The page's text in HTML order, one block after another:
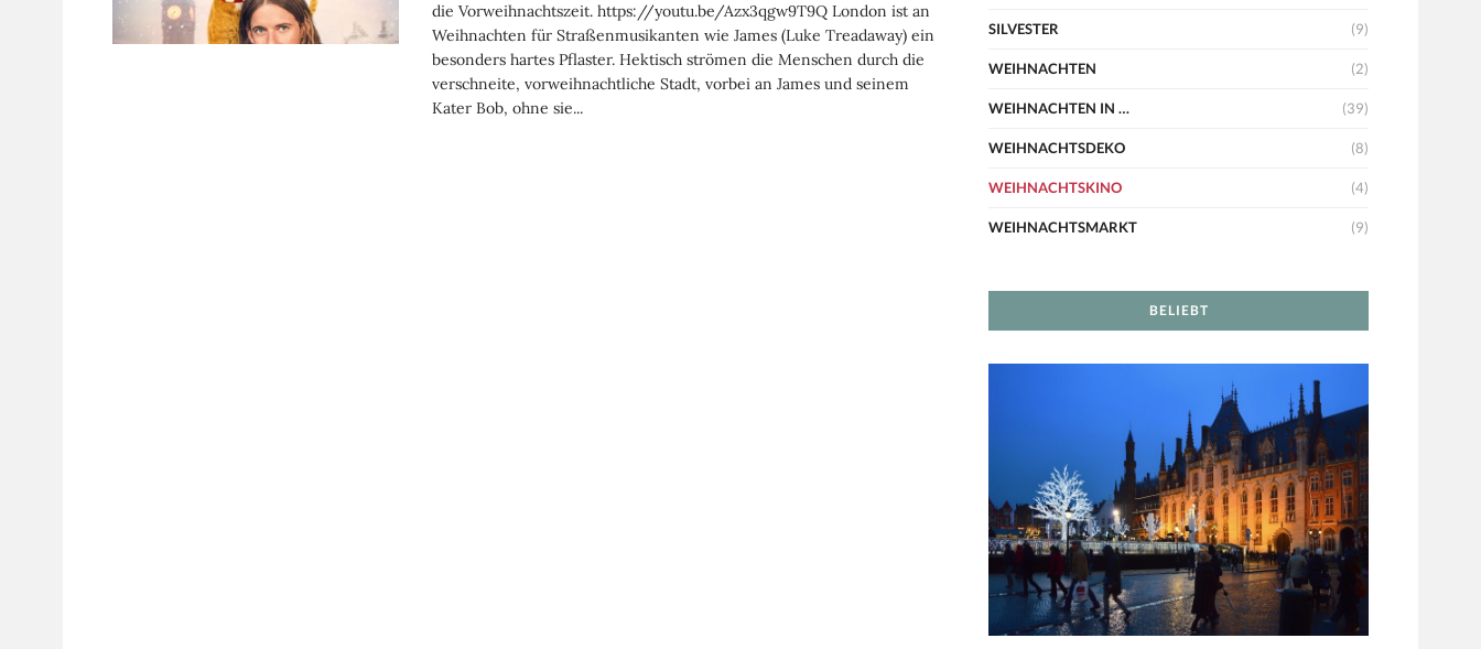
die Vorweihnachtszeit. https://youtu.be/Azx3qgw9T9Q London ist an
Weihnachten für Straßenmusikanten wie James (Luke Treadaway) ein
besonders hartes Pflaster. Hektisch strömen die Menschen durch die
verschneite, vorweihnachtliche Stadt, vorbei an James und seinem
Kater Bob, ohne sie...
SILVESTER (9)
WEIHNACHTEN (2)
WEIHNACHTEN IN … (39)
WEIHNACHTSDEKO (8)
WEIHNACHTSKINO (4)
WEIHNACHTSMARKT (9)
BELIEBT